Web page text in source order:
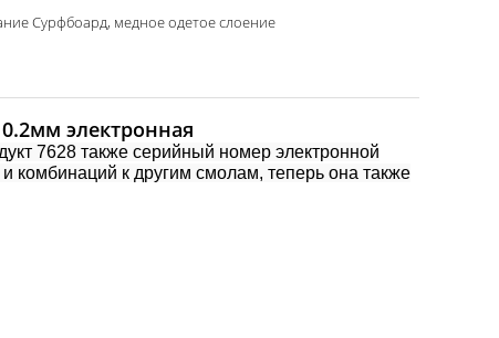
Сурфбоард, медное одетое слоение
электронная
7628 также серийный номер электронной
комбинаций к другим смолам, теперь она также